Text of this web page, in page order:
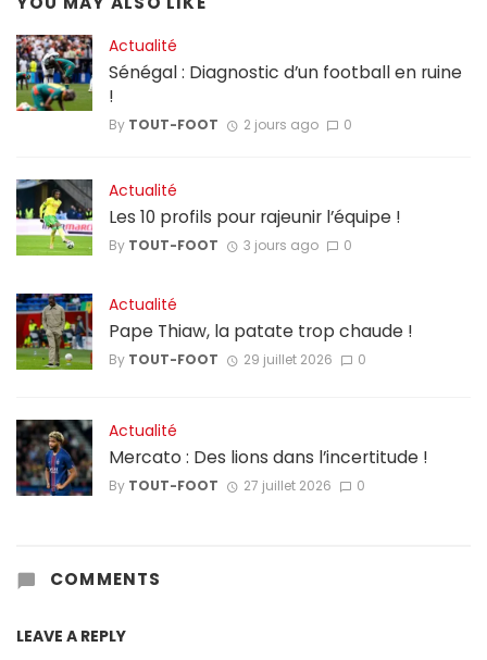
Actualité
Sénégal : Diagnostic d’un football en ruine
!
By TOUT-FOOT 2 jours ago 0
Actualité
Les 10 profils pour rajeunir l’équipe !
By TOUT-FOOT 3 jours ago 0
Actualité
Pape Thiaw, la patate trop chaude !
By TOUT-FOOT 29 juillet 2026 0
Actualité
Mercato : Des lions dans l’incertitude !
By TOUT-FOOT 27 juillet 2026 0
COMMENTS
LEAVE A REPLY